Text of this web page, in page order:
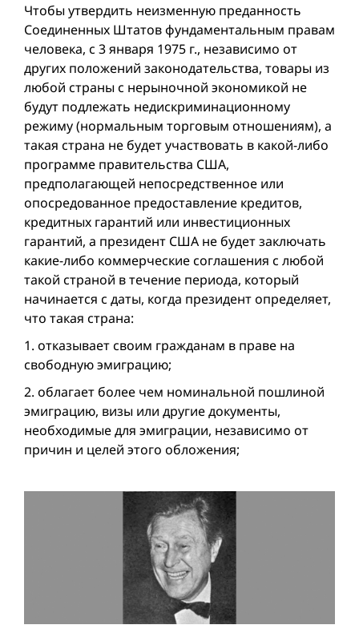
Чтобы утвердить неизменную преданность
Соединенных Штатов фундаментальным правам
человека, с 3 января 1975 г., независимо от
других положений законодательства, товары из
любой страны с нерыночной экономикой не
будут подлежать недискриминационному
режиму (нормальным торговым отношениям), а
такая страна не будет участвовать в какой-либо
программе правительства США,
предполагающей непосредственное или
опосредованное предоставление кредитов,
кредитных гарантий или инвестиционных
гарантий, а президент США не будет заключать
какие-либо коммерческие соглашения с любой
такой страной в течение периода, который
начинается с даты, когда президент определяет,
что такая страна:
1. отказывает своим гражданам в праве на
свободную эмиграцию;
2. облагает более чем номинальной пошлиной
эмиграцию, визы или другие документы,
необходимые для эмиграции, независимо от
причин и целей этого обложения;